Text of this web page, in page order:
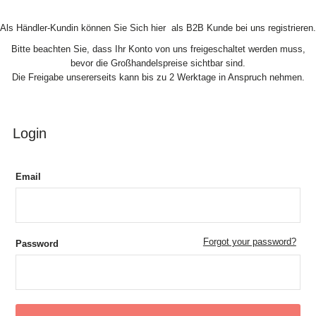
Als Händler-Kundin können Sie Sich hier als B2B Kunde bei uns registrieren.
Bitte beachten Sie, dass Ihr Konto von uns freigeschaltet werden muss,
bevor die Großhandelspreise sichtbar sind.
Die Freigabe unsererseits kann bis zu 2 Werktage in Anspruch nehmen.
Login
Email
Password Forgot your password?